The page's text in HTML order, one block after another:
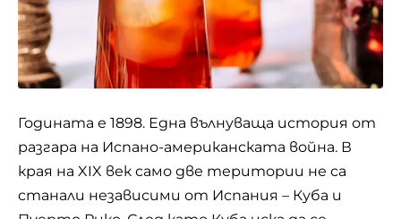
Годината е 1898. Една вълнуваща история от
разгара на Испано-американската война. В
края на XIX век само две територии не са
станали независими от Испания – Куба и